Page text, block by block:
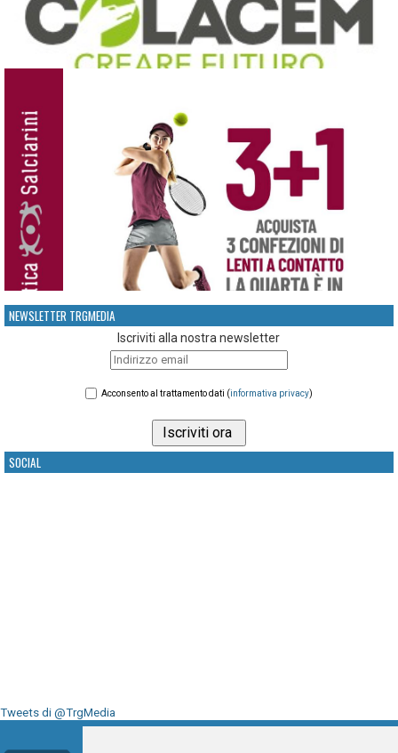
NEWSLETTER TRGMEDIA
Iscriviti alla nostra newsletter
Acconsento al trattamento dati (informativa privacy)
SOCIAL
Tweets di @TrgMedia